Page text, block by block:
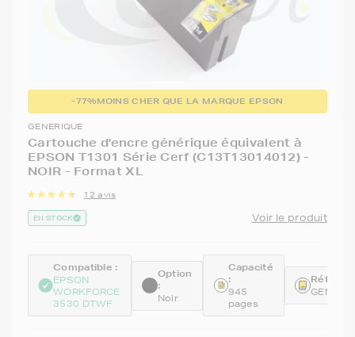
-77%MOINS CHER QUE LA MARQUE EPSON
GENERIQUE
Cartouche d'encre générique équivalent à
EPSON T1301 Série Cerf (C13T13014012) -
NOIR - Format XL
12 avis
EN STOCK Voir le produit
Compatible :
EPSON
WORKFORCE
3530 DTWF
Option
:
Noir
Capacité
:
945
pages